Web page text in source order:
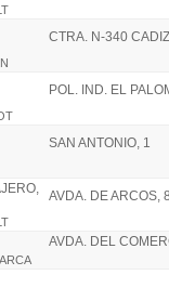
CTRA. N-340
POL. IND. EL
SAN ANTONIO, 1
AVDA. DE ARCOS,
AVDA. DEL